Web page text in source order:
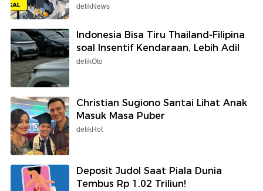
detikNews
Indonesia Bisa Tiru Thailand-Filipina
soal Insentif Kendaraan, Lebih Adil
detikOto
Christian Sugiono Santai Lihat Anak
Masuk Masa Puber
detikHot
Deposit Judol Saat Piala Dunia
Tembus Rp 1,02 Triliun!